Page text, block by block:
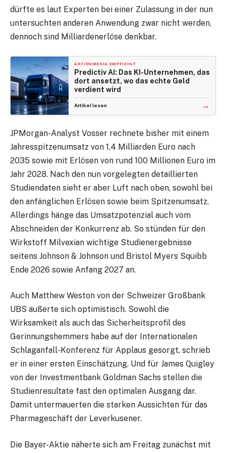
dürfte es laut Experten bei einer Zulassung in der nun
untersuchten anderen Anwendung zwar nicht werden,
dennoch sind Milliardenerlöse denkbar.
AKTIENMEDIA EMPFIEHLT
Predictiv AI: Das KI-Unternehmen, das
dort ansetzt, wo das echte Geld
verdient wird
Artikel lesen →
JPMorgan-Analyst Vosser rechnete bisher mit einem
Jahresspitzenumsatz von 1,4 Milliarden Euro nach
2035 sowie mit Erlösen von rund 100 Millionen Euro im
Jahr 2028. Nach den nun vorgelegten detaillierten
Studiendaten sieht er aber Luft nach oben, sowohl bei
den anfänglichen Erlösen sowie beim Spitzenumsatz.
Allerdings hänge das Umsatzpotenzial auch vom
Abschneiden der Konkurrenz ab. So stünden für den
Wirkstoff Milvexian wichtige Studienergebnisse
seitens Johnson & Johnson und Bristol Myers Squibb
Ende 2026 sowie Anfang 2027 an.
Auch Matthew Weston von der Schweizer Großbank
UBS äußerte sich optimistisch. Sowohl die
Wirksamkeit als auch das Sicherheitsprofil des
Gerinnungshemmers habe auf der Internationalen
Schlaganfall-Konferenz für Applaus gesorgt, schrieb
er in einer ersten Einschätzung. Und für James Quigley
von der Investmentbank Goldman Sachs stellen die
Studienresultate fast den optimalen Ausgang dar.
Damit untermauerten die starken Aussichten für das
Pharmageschäft der Leverkusener.
Die Bayer-Aktie näherte sich am Freitag zunächst mit